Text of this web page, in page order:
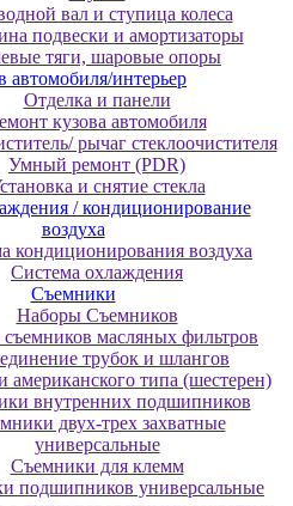
вал и ступица колеса
подвески и амортизаторы
тяги, шаровые опоры
автомобиля/интерьер
Отделка и панели
кузова автомобиля
рычаг стеклоочистителя
Умный ремонт (PDR)
и снятие стекла
/ кондиционирование
воздуха
кондиционирования воздуха
Система охлаждения
Съемники
Наборы Съемников
масляных фильтров
трубок и шлангов
американского типа (шестерен)
внутренних подшипников
двух-трех захватные
универсальные
Съемники для клемм
подшипников универсальные